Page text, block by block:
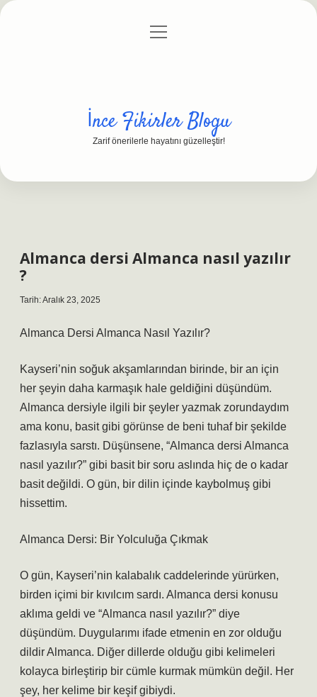
Gizlilik Politikası
menüyü
İnce Fikirler Blogu
Zarif önerilerle hayatını güzelleştir!
Almanca dersi Almanca nasıl yazılır
?
Tarih: Aralık 23, 2025
Almanca Dersi Almanca Nasıl Yazılır?
Kayseri’nin soğuk akşamlarından birinde, bir an için
her şeyin daha karmaşık hale geldiğini düşündüm.
Almanca dersiyle ilgili bir şeyler yazmak zorundaydım
ama konu, basit gibi görünse de beni tuhaf bir şekilde
fazlasıyla sarstı. Düşünsene, “Almanca dersi Almanca
nasıl yazılır?” gibi basit bir soru aslında hiç de o kadar
basit değildi. O gün, bir dilin içinde kaybolmuş gibi
hissettim.
Almanca Dersi: Bir Yolculuğa Çıkmak
O gün, Kayseri’nin kalabalık caddelerinde yürürken,
birden içimi bir kıvılcım sardı. Almanca dersi konusu
aklıma geldi ve “Almanca nasıl yazılır?” diye
düşündüm. Duygularımı ifade etmenin en zor olduğu
dildir Almanca. Diğer dillerde olduğu gibi kelimeleri
kolayca birleştirip bir cümle kurmak mümkün değil. Her
şey, her kelime bir keşif gibiydi.